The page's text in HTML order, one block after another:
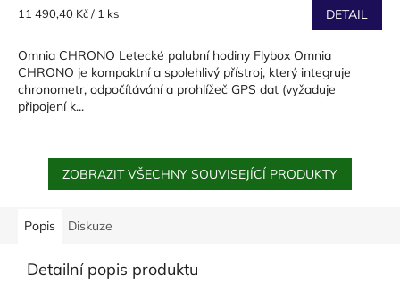
Měrná
11 490,40 Kč / 1 ks DETAIL
Omnia CHRONO Letecké palubní hodiny Flybox Omnia
CHRONO je kompaktní a spolehlivý přístroj, který integruje
chronometr, odpočítávání a prohlížeč GPS dat (vyžaduje
připojení k...
ZOBRAZIT VŠECHNY SOUVISEJÍCÍ PRODUKTY
Popis Diskuze
Detailní popis produktu